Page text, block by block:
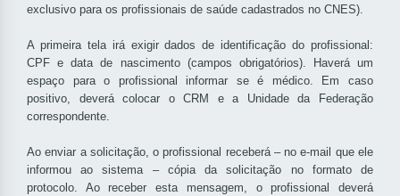
exclusivo para os profissionais de saúde cadastrados no CNES).
A primeira tela irá exigir dados de identificação do profissional:
CPF e data de nascimento (campos obrigatórios). Haverá um
espaço para o profissional informar se é médico. Em caso
positivo, deverá colocar o CRM e a Unidade da Federação
correspondente.
Ao enviar a solicitação, o profissional receberá – no e-mail que ele
informou ao sistema – cópia da solicitação no formato de
protocolo. Ao receber esta mensagem, o profissional deverá